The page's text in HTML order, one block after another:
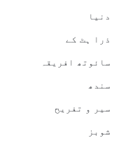
دنیا
ذرا ہٹ کے
سائوتھ افریقہ
سندھ
سیر و تفریح
شوبز